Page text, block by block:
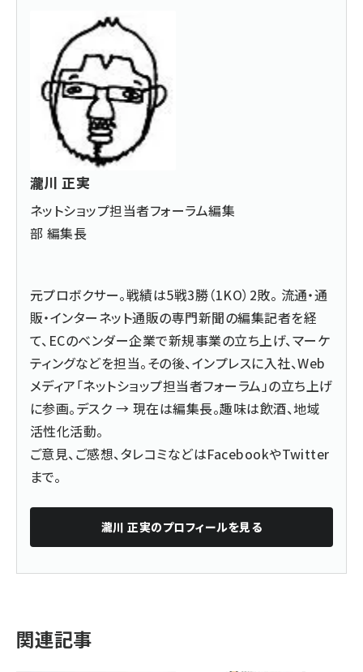
瀧川 正実
ネットショップ担当者フォーラム編集
部 編集長
元プロボクサー。戦績は5戦3勝（1KO）2敗。 流通・通
販・インターネット通販の専門新聞の編集記者を経
て、ECのベンダー企業で新規事業の立ち上げ、マーケ
ティングなどを担当。その後、インプレスに入社、Web
メディア「ネットショップ担当者フォーラム」の立ち上げ
に参画。デスク → 現在は編集長。趣味は飲酒、地域
活性化活動。
ご意見、ご感想、タレコミなどはFacebookやTwitter
まで。
瀧川 正実のプロフィールを見る
関連記事